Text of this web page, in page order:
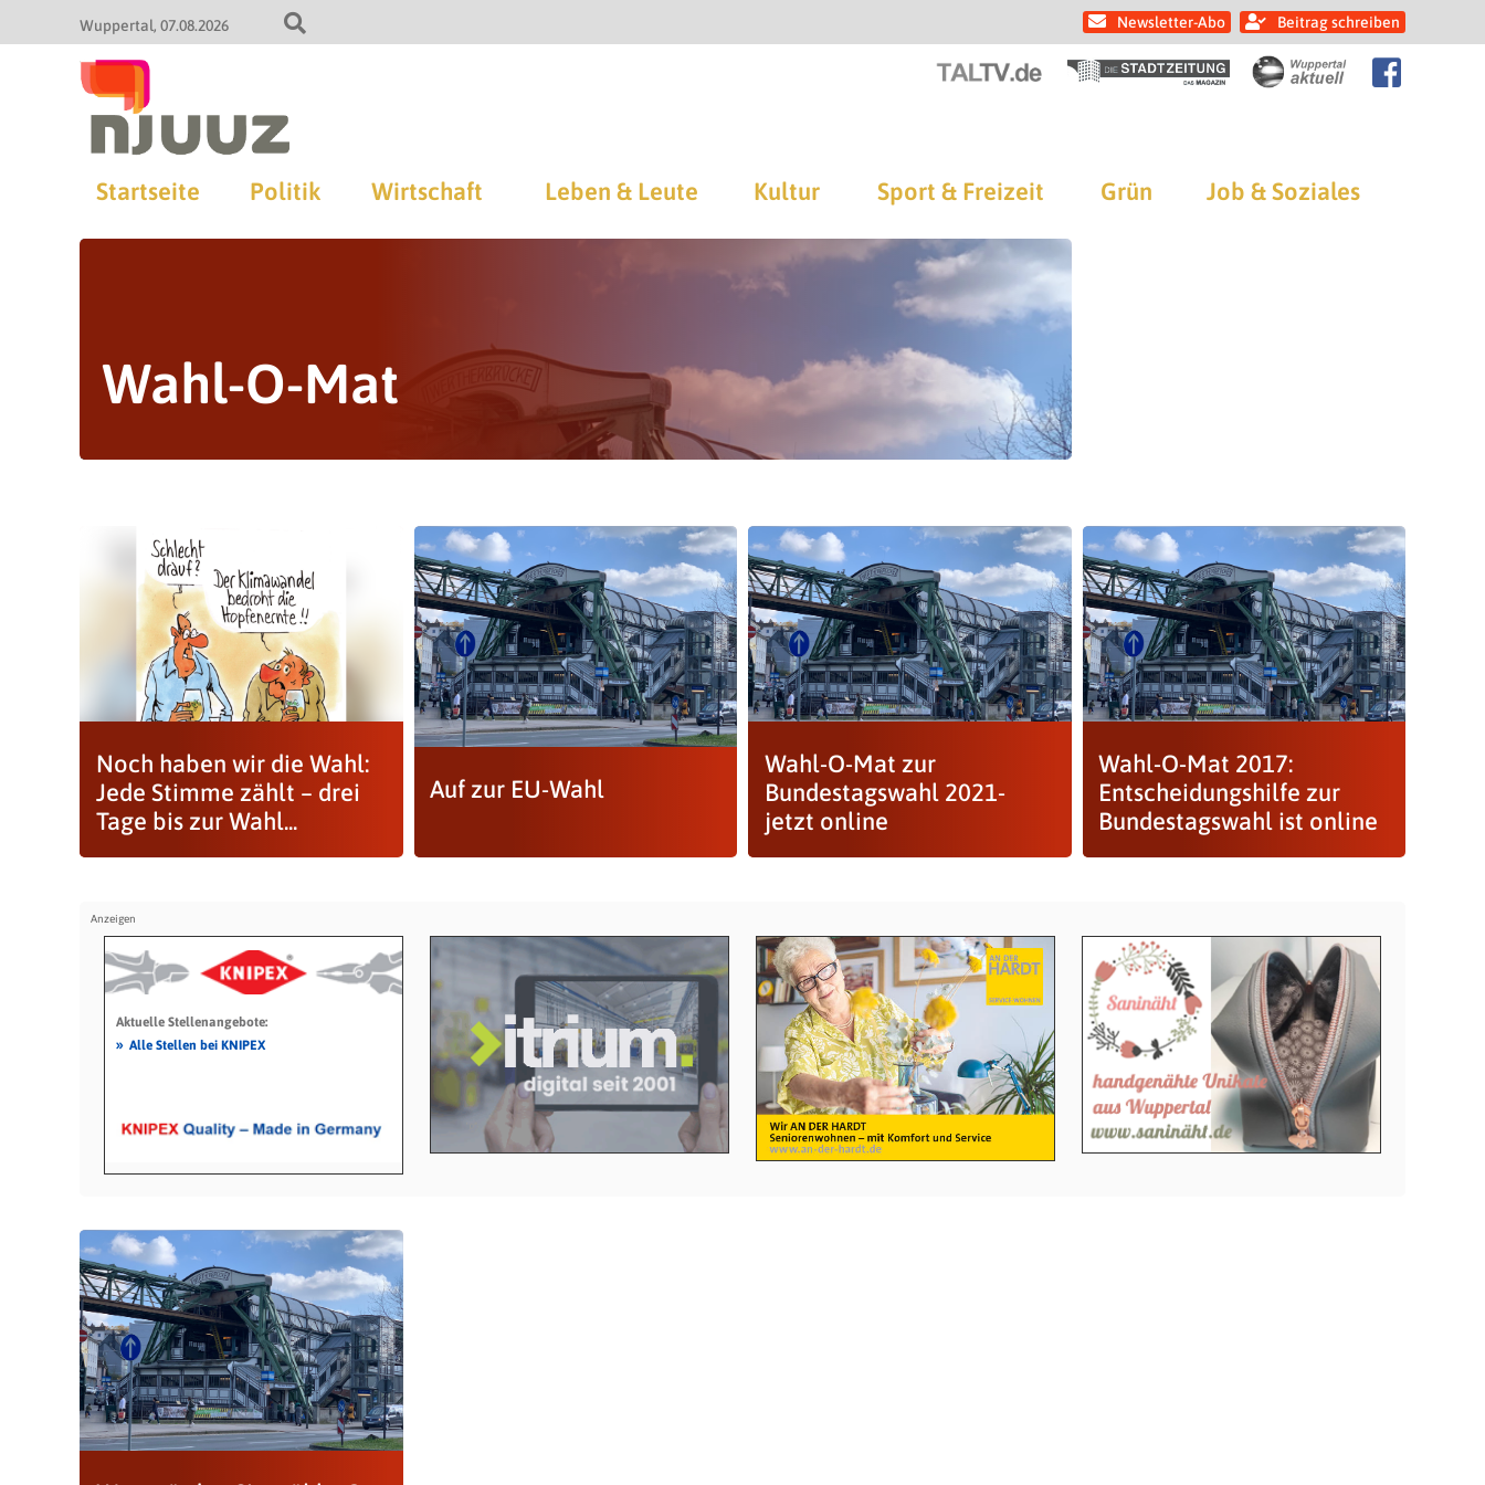
Wuppertal 07.08.2026 Newsletter-Abo Beitrag schreiben
Startseite Politik Wirtschaft Leben & Leute Kultur Sport & Freizeit Grün Job & Soziales
Wahl-O-Mat
Noch haben wir die Wahl:
Jede Stimme zählt – drei
Tage bis zur Wahl...
Auf zur EU-Wahl
Wahl-O-Mat zur
Bundestagswahl 2021-
jetzt online
Wahl-O-Mat 2017:
Entscheidungshilfe zur
Bundestagswahl ist online
Aktuelle Stellenangebote:
» Alle Stellen bei KNIPEX